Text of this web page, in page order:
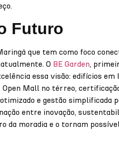
Futuro
que tem como foco
O BE Garden,
essa visão: edifícios em
Mall no térreo,
e gestão simplificada
entre inovação,
da moradia e o tornam